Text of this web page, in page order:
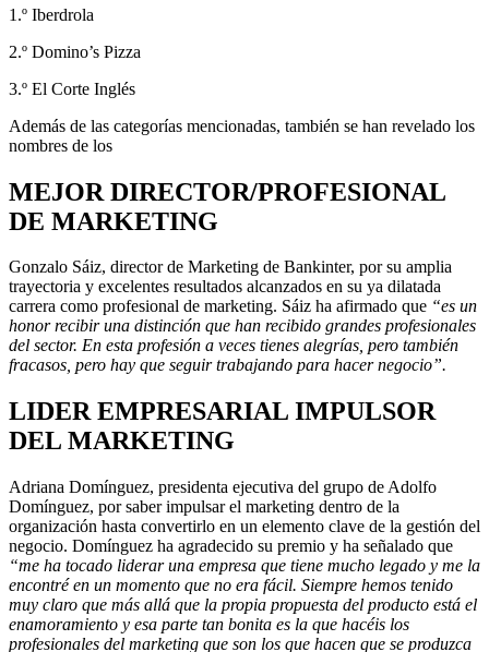
1.º Iberdrola
2.º Domino’s Pizza
3.º El Corte Inglés
Además de las categorías mencionadas, también se han revelado los
nombres de los
MEJOR DIRECTOR/PROFESIONAL
DE MARKETING
Gonzalo Sáiz, director de Marketing de Bankinter, por su amplia
trayectoria y excelentes resultados alcanzados en su ya dilatada
carrera como profesional de marketing. Sáiz ha afirmado que “es un
honor recibir una distinción que han recibido grandes profesionales
del sector. En esta profesión a veces tienes alegrías, pero también
fracasos, pero hay que seguir trabajando para hacer negocio”.
LIDER EMPRESARIAL IMPULSOR
DEL MARKETING
Adriana Domínguez, presidenta ejecutiva del grupo de Adolfo
Domínguez, por saber impulsar el marketing dentro de la
organización hasta convertirlo en un elemento clave de la gestión del
negocio. Domínguez ha agradecido su premio y ha señalado que
“me ha tocado liderar una empresa que tiene mucho legado y me la
encontré en un momento que no era fácil. Siempre hemos tenido
muy claro que más allá que la propia propuesta del producto está el
enamoramiento y esa parte tan bonita es la que hacéis los
profesionales del marketing que son los que hacen que se produzca